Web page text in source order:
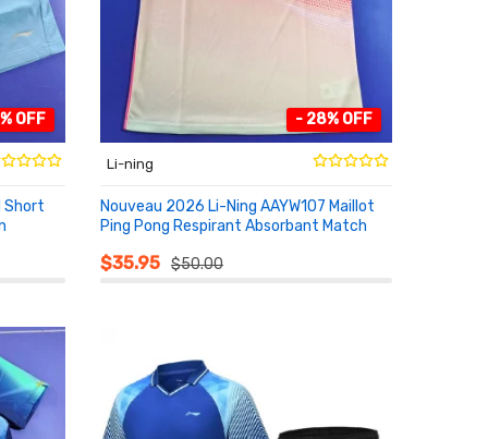
OFF
Short
- 28% OFF
Li-ning
Nouveau 2026 Li-Ning AAYW107 Maillot
Ping Pong Respirant Absorbant Match
$35.95 $50.00